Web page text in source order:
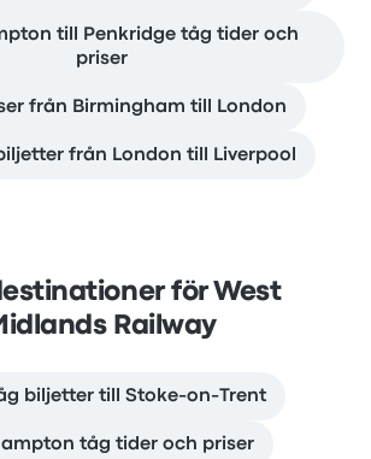
till Penkridge tåg tider och
priser
från Birmingham till London
från London till Liverpool
för West
Railway
biljetter till Stoke-on-Trent
tåg tider och priser